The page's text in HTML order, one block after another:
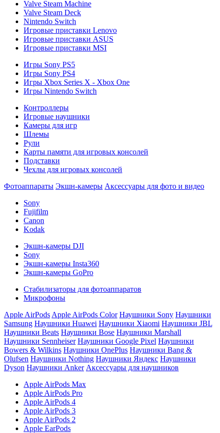
Valve Steam Machine
Valve Steam Deck
Nintendo Switch
Игровые приставки Lenovo
Игровые приставки ASUS
Игровые приставки MSI
Игры Sony PS5
Игры Sony PS4
Игры Xbox Series X - Xbox One
Игры Nintendo Switch
Контроллеры
Игровые наушники
Камеры для игр
Шлемы
Рули
Карты памяти для игровых консолей
Подставки
Чехлы для игровых консолей
Фотоаппараты Экшн-камеры Аксессуары для фото и видео
Sony
Fujifilm
Canon
Kodak
Экшн-камеры DJI
Sony
Экшн-камеры Insta360
Экшн-камеры GoPro
Стабилизаторы для фотоаппаратов
Микрофоны
Apple AirPods Apple AirPods Color Наушники Sony Наушники
Samsung Наушники Huawei Наушники Xiaomi Наушники JBL
Наушники Beats Наушники Bose Наушники Marshall
Наушники Sennheiser Наушники Google Pixel Наушники
Bowers & Wilkins Наушники OnePlus Наушники Bang &
Olufsen Наушники Nothing Наушники Яндекс Наушники
Dyson Наушники Anker Аксессуары для наушников
Apple AirPods Max
Apple AirPods Pro
Apple AirPods 4
Apple AirPods 3
Apple AirPods 2
Apple EarPods